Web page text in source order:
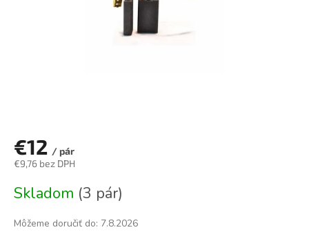
€12 / pár
€9,76 bez DPH
cena:
Skladom (3 pár)
Môžeme doručiť do: 7.8.2026